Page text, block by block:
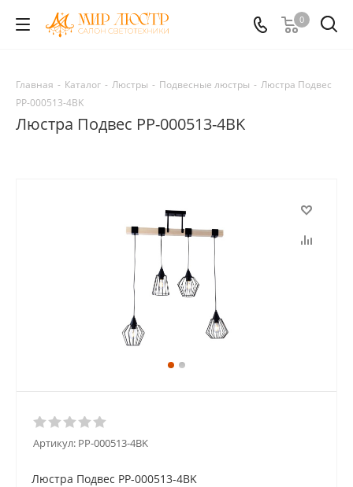
0
Главная - Каталог - Люстры - Подвесные люстры - Люстра Подвес
PP-000513-4BK
Люстра Подвес PP-000513-4BK
Артикул: PP-000513-4BK
Люстра Подвес PP-000513-4BK